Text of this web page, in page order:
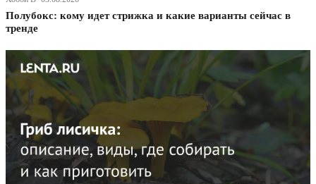
Полубокс: кому идет стрижка и какие варианты сейчас в
тренде